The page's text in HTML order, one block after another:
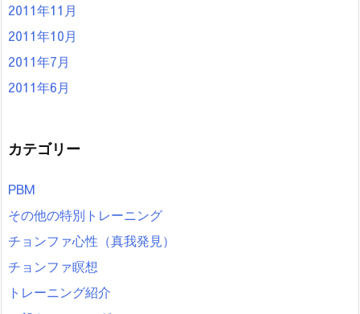
2011年11月
2011年10月
2011年7月
2011年6月
カテゴリー
PBM
その他の特別トレーニング
チョンファ心性（真我発見）
チョンファ瞑想
トレーニング紹介